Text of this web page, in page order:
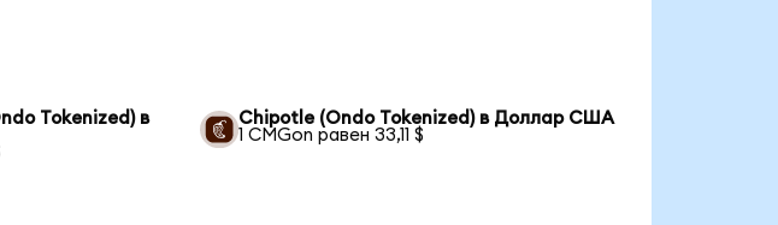
Tokenized) в
Chipotle (Ondo Tokenized) в Доллар США
1 CMGon равен 33,11 $